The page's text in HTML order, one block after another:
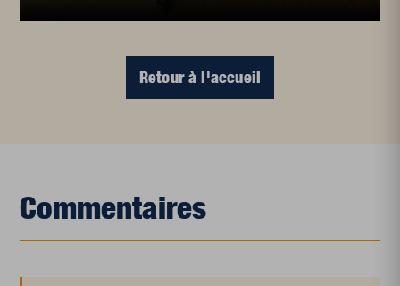
Retour à l'accueil
Commentaires